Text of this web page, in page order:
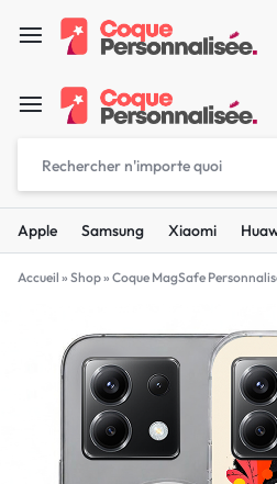
Apple Samsung Xiaomi
Accueil » Shop» Coque MagSafe